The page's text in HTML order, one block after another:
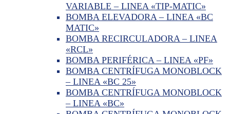
VARIABLE – LINEA «TIP-MATIC»
BOMBA ELEVADORA – LINEA «BC
MATIC»
BOMBA RECIRCULADORA – LINEA
«RCL»
BOMBA PERIFÉRICA – LINEA «PF»
BOMBA CENTRÍFUGA MONOBLOCK
– LINEA «BC 25»
BOMBA CENTRÍFUGA MONOBLOCK
– LINEA «BC»